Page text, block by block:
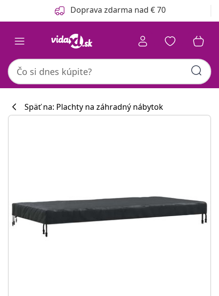
Predchádzajúce Doprava zdarma nad € 70
Späť na: Plachty na záhradný nábytok